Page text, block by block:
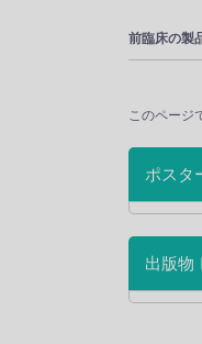
前臨床の製
このページ
ポスタ
出版物